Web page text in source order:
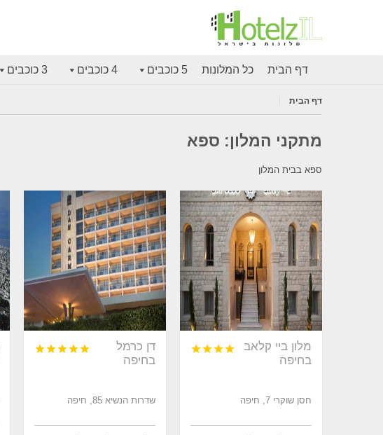
דף הבית כל המלונות 5 כוכבים 4 כוכבים 3 כוכבים
דף הבית
מתקני המלון: ספא
ספא בבית המלון
מלון ביי קלאב
בחיפה




חסן שוקרי 7, חיפה
דן כרמל
בחיפה





שדרות הנשיא 85, חיפה